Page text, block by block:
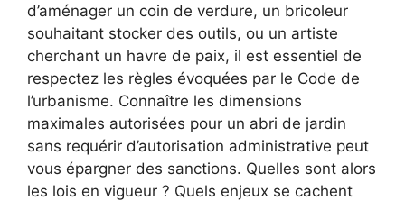
d’aménager un coin de verdure, un bricoleur
souhaitant stocker des outils, ou un artiste
cherchant un havre de paix, il est essentiel de
respectez les règles évoquées par le Code de
l’urbanisme. Connaître les dimensions
maximales autorisées pour un abri de jardin
sans requérir d’autorisation administrative peut
vous épargner des sanctions. Quelles sont alors
les lois en vigueur ? Quels enjeux se cachent